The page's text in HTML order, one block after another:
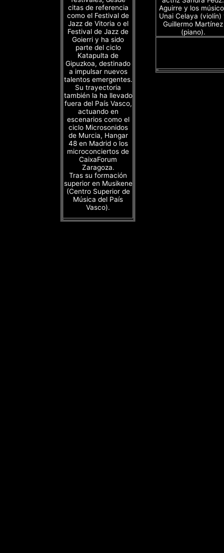
citas de referencia
como el Festival de
Jazz de Vitoria o el
Festival de Jazz de
Goierri y ha sido
parte del ciclo
Katapulta de
Gipuzkoa, destinado
a impulsar nuevos
talentos emergentes.
Su trayectoria
también la ha llevado
fuera del País Vasco,
actuando en
escenarios como el
ciclo Microsonidos
de Murcia, Hangar
48 en Madrid o los
microconciertos de
CaixaForum
Zaragoza.
Tras su formación
superior en Musikene
(Centro Superior de
Música del País
Vasco).
Aguirre y los
Unai Celaya (violín)
Guillermo Martínez
(piano).